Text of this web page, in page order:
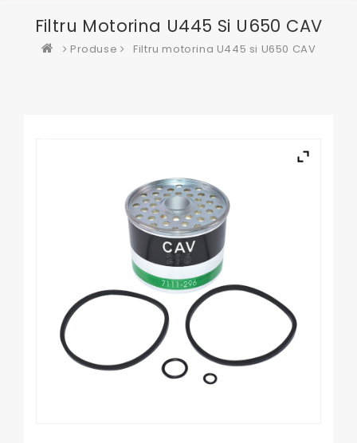
Filtru Motorina U445 Si U650 CAV
Produse Filtru motorina U445 si U650 CAV